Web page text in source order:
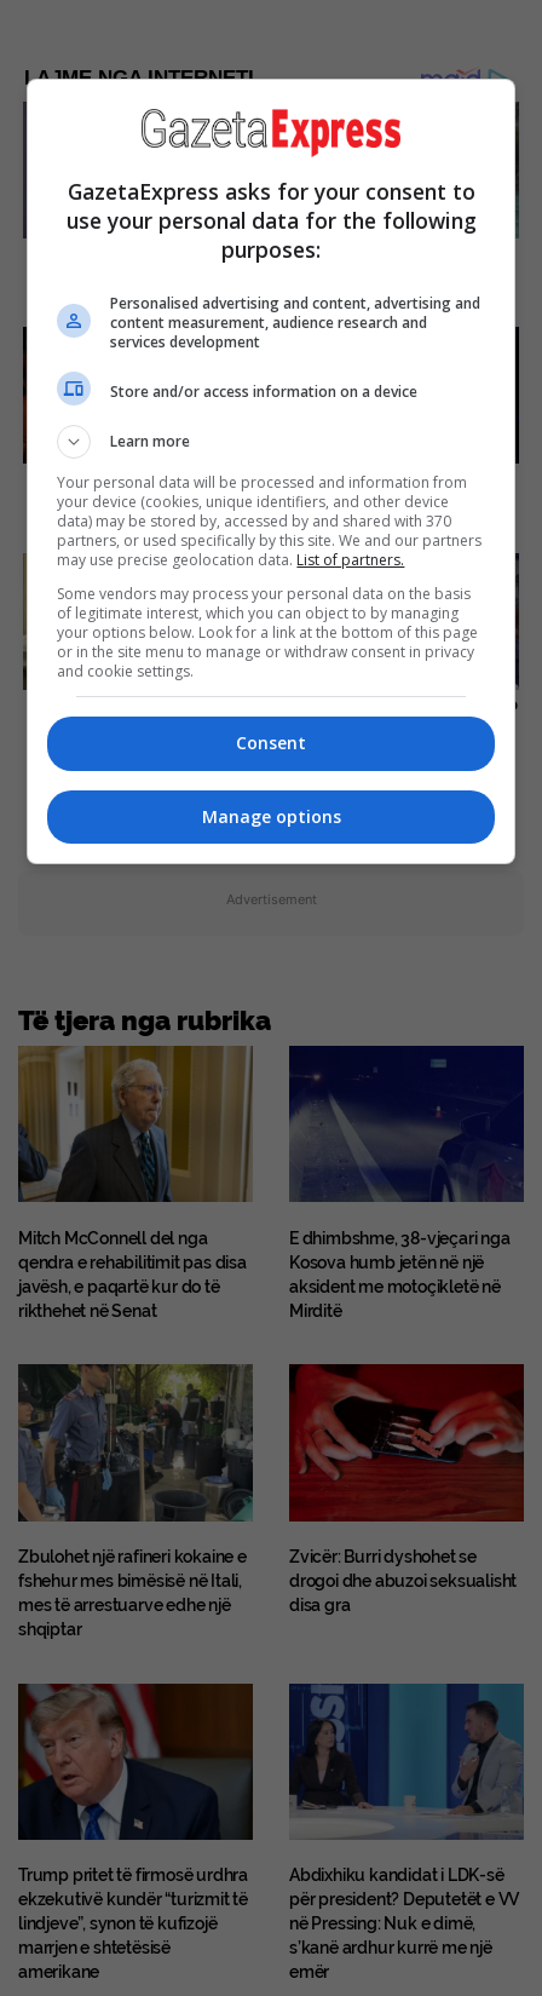
LAJME NGA INTERNETI
Why Did He Leave At The
Peak Of This Show's Run?
Brainberries
Guess Their Job — Most
Brainberries
Bollywood’s Boldest Dance
Scenes Still Trending
Brainberries
Top 10 Pop Divas - Number
4 May Shock You
Brainberries
How Does "Darkest Hour"
Spotted Secrets That No
6 Best '90s Action Movies To
Watch Today
Advertisement
Të tjera nga rubrika
Mitch McConnell del nga
qendra e rehabilitimit pas disa
javësh, e paqartë kur do të
rikthehet në Senat
E dhimbshme, 38-vjeçari nga
Kosova humb jetën në një
aksident me motoçikletë në
Mirditë
Zbulohet një rafineri kokaine e
fshehur mes bimësisë në Itali,
mes të arrestuarve edhe një
shqiptar
Zvicër: Burri dyshohet se
drogoi dhe abuzoi seksualisht
disa gra
Trump pritet të firmosë urdhra
ekzekutivë kundër “turizmit të
lindjeve”, synon të kufizojë
marrjen e shtetësisë
amerikane
Abdixhiku kandidat i LDK-së
për president? Deputetët e VV
në Pressing: Nuk e dimë,
s’kanë ardhur kurrë me një
emër
GazetaExpress asks for your consent to
use your personal data for the following
purposes:
Personalised advertising and content, advertising and
content measurement, audience research and
services development
Store and/or access information on a device
Learn more
Your personal data will be processed and information from
your device (cookies, unique identifiers, and other device
data) may be stored by, accessed by and shared with 370
partners, or used specifically by this site. We and our partners
may use precise geolocation data. List of partners.
Some vendors may process your personal data on the basis
of legitimate interest, which you can object to by managing
your options below. Look for a link at the bottom of this page
or in the site menu to manage or withdraw consent in privacy
and cookie settings.
Consent
Manage options